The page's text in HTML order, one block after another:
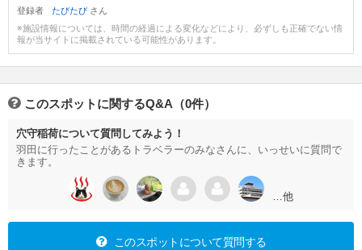
登録者 たびたび さん
※施設情報については、時間の経過による変化などにより、必ずしも正確でない情
報が当サイトに掲載されている可能性があります。
このスポットに関するQ&A（0件）
穴守稲荷について質問してみよう！
羽田に行ったことがあるトラベラーのみなさんに、いっせいに質問で
きます。
…他
このスポットについて質問する